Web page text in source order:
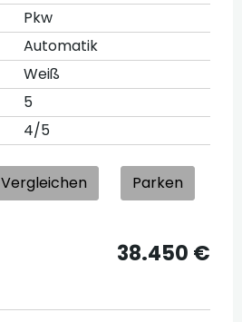
Pkw
Automatik
Weiß
5
4/5
Vergleichen Parken
38.450 €